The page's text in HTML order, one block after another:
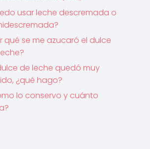
usar leche descremada o
qué se me azucaró el dulce
de leche quedó muy
¿qué hago?
lo conservo y cuánto